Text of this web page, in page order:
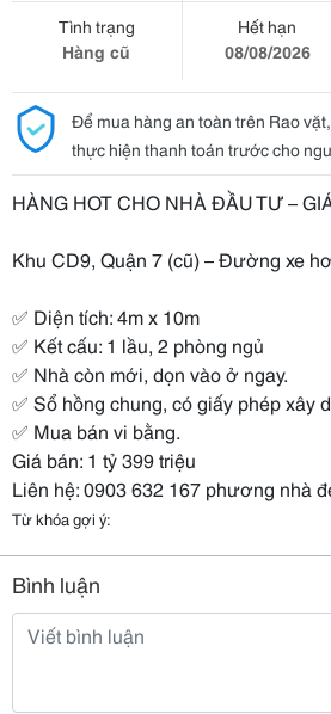
Tình trạng
Hàng cũ
Hết hạn
08/08/2026
Để mua hàng an toàn trên Rao
thực hiện thanh toán trước cho
HÀNG HOT CHO NHÀ ĐẦU TƯ –
Khu CD9, Quận 7 (cũ) – Đường xe
✅ Diện tích: 4m x 10m
✅ Kết cấu: 1 lầu, 2 phòng ngủ
✅ Nhà còn mới, dọn vào ở ngay.
✅ Sổ hồng chung, có giấy phép xây
✅ Mua bán vi bằng.
Giá bán: 1 tỷ 399 triệu
Liên hệ: 0903 632 167 phương nhà
Từ khóa gợi ý:
Bình luận